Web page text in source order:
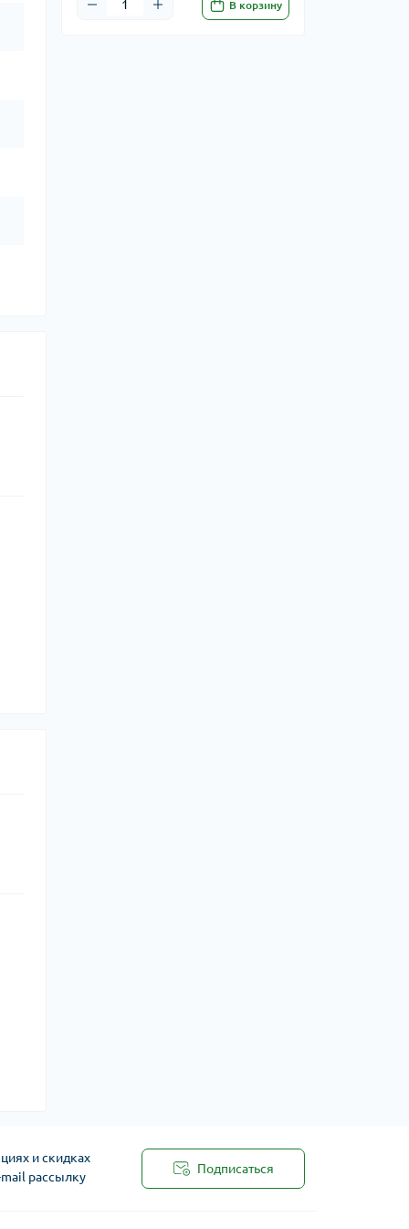
В корзину
и скидках
рассылку
Подписаться